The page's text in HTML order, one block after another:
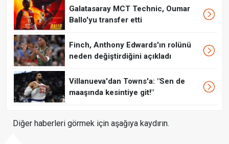
Galatasaray MCT Technic, Oumar
Ballo'yu transfer etti
Finch, Anthony Edwards'ın rolünü
neden değiştirdiğini açıkladı
Villanueva'dan Towns'a: "Sen de
maaşında kesintiye git!"
Diğer haberleri görmek için aşağıya kaydırın.